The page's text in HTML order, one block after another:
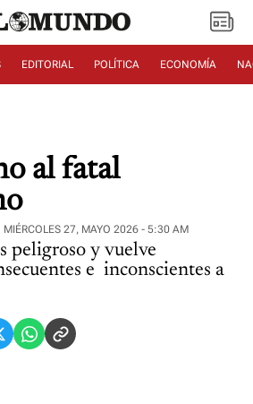
EDITORIAL POLÍTICA ECONOMÍA
al fatal
MIÉRCOLES 27, MAYO 2026 - 5:30 AM
peligroso y vuelve
e inconscientes a